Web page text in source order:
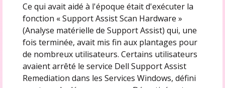
Ce qui avait aidé à l'époque était d'exécuter la
fonction « Support Assist Scan Hardware »
(Analyse matérielle de Support Assist) qui, une
fois terminée, avait mis fin aux plantages pour
de nombreux utilisateurs. Certains utilisateurs
avaient arrêté le service Dell Support Assist
Remediation dans les Services Windows, défini